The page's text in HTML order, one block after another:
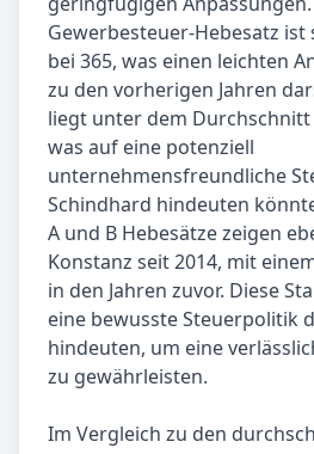
Gewerbesteuer-Hebesatz
bei 365, was einen leichten
zu den vorherigen Jahren
liegt unter dem Durchschnitt
was auf eine potenziell
unternehmensfreundliche
Schindhard hindeuten
A und B Hebesätze zeigen
Konstanz seit 2014, mit
in den Jahren zuvor. Diese
eine bewusste Steuerpolitik
hindeuten, um eine
zu gewährleisten.
Im Vergleich zu den